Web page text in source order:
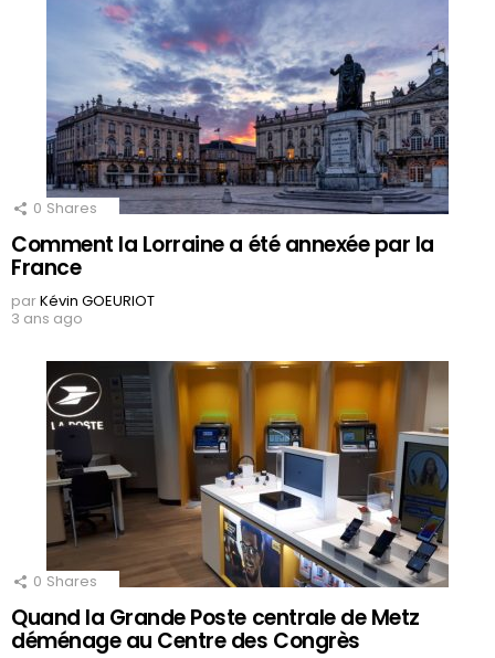
0 Shares
Comment la Lorraine a été annexée par la
France
parKévin GOEURIOT
3 ans ago
0 Shares
Quand la Grande Poste centrale de Metz
déménage au Centre des Congrès